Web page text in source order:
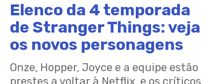
Elenco da 4 temporada
de Stranger Things: veja
os novos personagens
Onze, Hopper, Joyce e a equipe estão
prestes a voltar à Netflix, e os críticos